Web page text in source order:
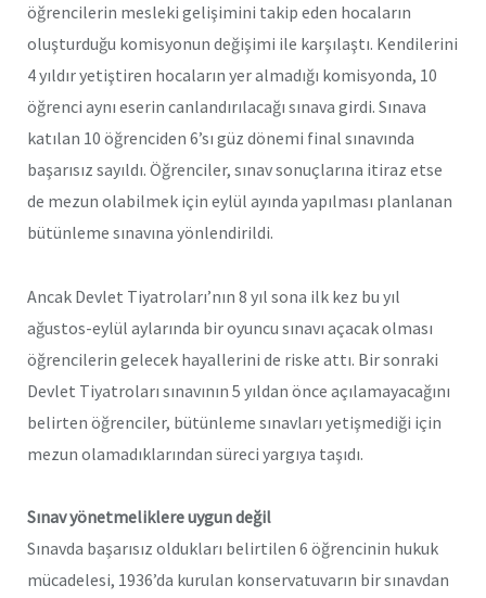
öğrencilerin mesleki gelişimini takip eden hocaların
oluşturduğu komisyonun değişimi ile karşılaştı. Kendilerini
4 yıldır yetiştiren hocaların yer almadığı komisyonda, 10
öğrenci aynı eserin canlandırılacağı sınava girdi. Sınava
katılan 10 öğrenciden 6’sı güz dönemi final sınavında
başarısız sayıldı. Öğrenciler, sınav sonuçlarına itiraz etse
de mezun olabilmek için eylül ayında yapılması planlanan
bütünleme sınavına yönlendirildi.
Ancak Devlet Tiyatroları’nın 8 yıl sona ilk kez bu yıl
ağustos-eylül aylarında bir oyuncu sınavı açacak olması
öğrencilerin gelecek hayallerini de riske attı. Bir sonraki
Devlet Tiyatroları sınavının 5 yıldan önce açılamayacağını
belirten öğrenciler, bütünleme sınavları yetişmediği için
mezun olamadıklarından süreci yargıya taşıdı.
Sınav yönetmeliklere uygun değil
Sınavda başarısız oldukları belirtilen 6 öğrencinin hukuk
mücadelesi, 1936’da kurulan konservatuvarın bir sınavdan